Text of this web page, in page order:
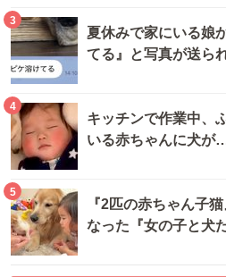
3
夏休みで家にいる娘
てる』と写真が送ら
4
キッチンで作業中、
いる赤ちゃんに犬
5
『2匹の赤ちゃん子
なった『女の子と犬